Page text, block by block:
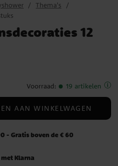
Thema's
12
Voorraad: 19 artikelen
AAN WINKELWAGEN
- Gratis boven de € 60
Klarna